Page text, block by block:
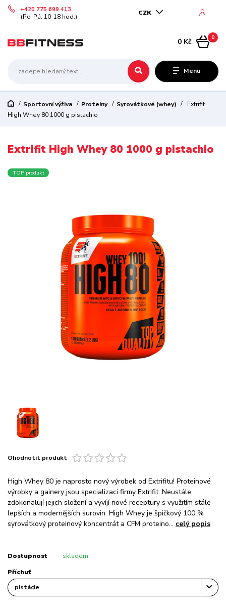
Menu
CZK
+420 775 699 413
(Po-Pá, 10-18 hod.)
0
0 Kč
Sportovní výživa Proteiny Syrovátkové (whey)
Extrifit
High Whey 80 1000 g pistachio
Extrifit High Whey 80 1000 g pistachio
TOP produkt
Ohodnotit produkt
High Whey 80 je naprosto nový výrobek od Extrifitu! Proteinové
výrobky a gainery jsou specializací firmy Extrifit. Neustále
zdokonalují jejich složení a vyvíjí nové receptury s využitím stále
lepších a modernějších surovin. High Whey je špičkový 100 %
syrovátkový proteinový koncentrát a CFM proteino... celý popis
Dostupnost skladem
Příchuť